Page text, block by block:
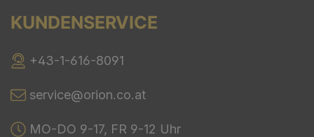
KUNDENSERVICE
+43-1-616-8091
service@orion.co.at
MO-DO 9-17, FR 9-12 Uhr